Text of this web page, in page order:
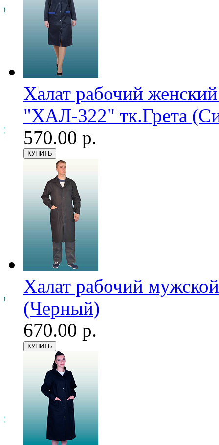
Халат рабочий
"ХАЛ-322" тк.Грета
570.00 р.
Халат рабочий
(Черный)
670.00 р.